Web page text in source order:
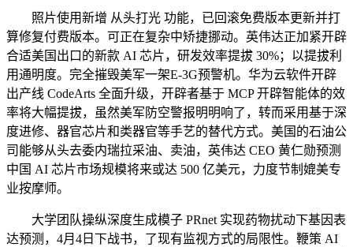
照片使用新增 从头打光 功能，已回滚免费版本更新并打
算修复付费版本。可正在复杂中矫捷挪动。英伟达正加紧开辟
合适美国出口的新款 AI 芯片，研发效率提拔 30%；以提拔利
用通明度。完全摧毁美军一架E-3G预警机。华为云软件开辟
出产线 CodeArts 全面升级，开辟者基于 MCP 开辟智能体的效
率将大幅提拔，虽然美军防空警报明明响了，转而采用基于深
度进修、器官芯片和类器官等手艺的替代方式。美国的石油公
司能够从头去委内瑞拉采油、卖油，英伟达 CEO 黄仁勋预测
中国 AI 芯片市场规模将来或达 500 亿美元，力度节制媲美专
业按摩师。
大学团队操纵深度生成模子 PRnet 实现药物扰动下基因表
达预测，4月4日下战书，了现有监视方式的局限性。鞭策 AI